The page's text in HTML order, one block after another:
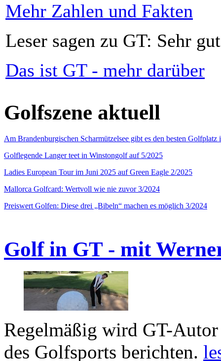
Mehr Zahlen und Fakten
Leser sagen zu GT: Sehr
Das ist GT - mehr darüber
Golfszene aktuell
Am Brandenburgischen Scharmützelsee gibt es den besten
Golflegende Langer teet in Winstongolf auf 5/2025
Ladies European Tour im Juni 2025 auf Green Eagle 2/2025
Mallorca Golfcard: Wertvoll wie nie zuvor 3/2024
Preiswert Golfen: Diese drei „Bibeln“ machen es möglich 3/2024
Golf in GT - mit
Regelmäßig wird GT-
des Golfsports berichten.